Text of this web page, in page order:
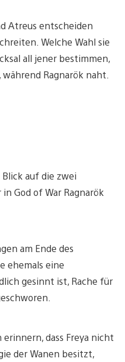
Atreus entscheiden
Welche Wahl sie
all jener bestimmen,
Ragnarök naht.
auf die zwei
God of War Ragnarök
am Ende des
ehemals eine
gesinnt ist, Rache für
dass Freya nicht
der Wanen besitzt,